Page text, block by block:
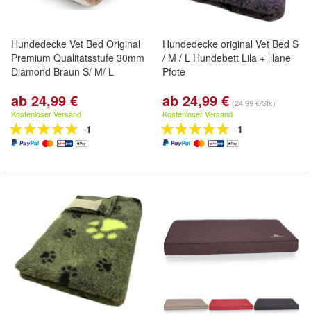
Hundedecke Vet Bed Original
Premium Qualitätsstufe 30mm
Diamond Braun S/ M/ L
ab 24,99 €
Kostenloser Versand
1
Hundedecke original Vet Bed S
/ M / L Hundebett Lila + lilane
Pfote
ab 24,99 € (24,99 €/Stk)
Kostenloser Versand
1